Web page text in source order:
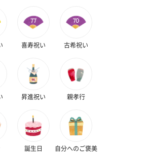
かき氷入浴剤4点セット
チ
を同梱してお届けいたします。ギフトへ
喜寿祝い 古希祝い
昇進祝い 親孝行
誕生日 自分へのご褒美